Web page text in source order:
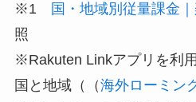
※1 国・地域別従量課金
照
※Rakuten Linkアプリを利
国と地域（（海外ローミン